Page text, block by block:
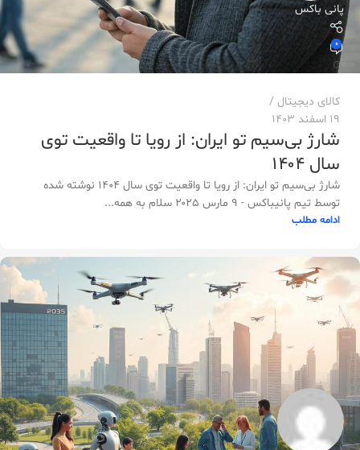
پانی باکس
0
کالای دیجیتال
19 اسفند 1403
شارژ بی‌سیم تو ایران: از رویا تا واقعیت توی
سال ۱۴۰۴
شارژ بی‌سیم تو ایران: از رویا تا واقعیت توی سال ۱۴۰۴ نوشته شده
توسط تیم پانیباکس - ۹ مارس ۲۰۲۵ سلام به همه...
ادامه مطلب